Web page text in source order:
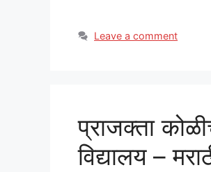
Leave a comment
प्राजक्ता
विद्यालय –